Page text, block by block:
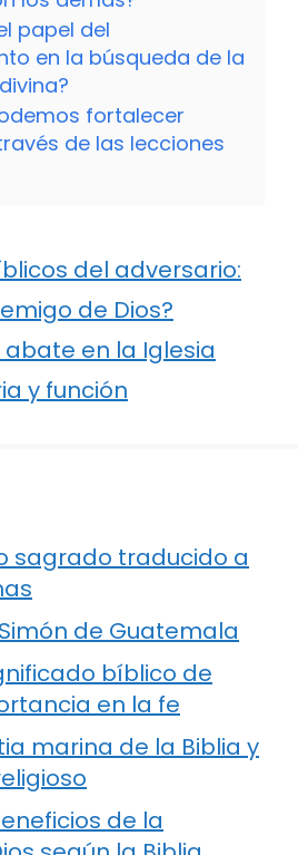
papel del
en la búsqueda de la
fortalecer
de las lecciones
del adversario:
de Dios?
abate en la Iglesia
y función
sagrado traducido a
de Guatemala
bíblico de
en la fe
marina de la Biblia y
de la